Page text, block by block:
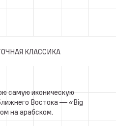
КЛАССИКА
самую иконическую
Востока — «Big
на арабском.